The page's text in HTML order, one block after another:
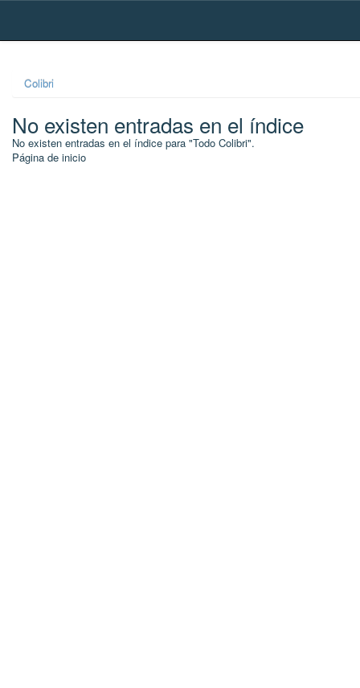
Skip
Colibri
No existen entradas en el índice
No existen entradas en el índice para "Todo Colibri".
Página de inicio